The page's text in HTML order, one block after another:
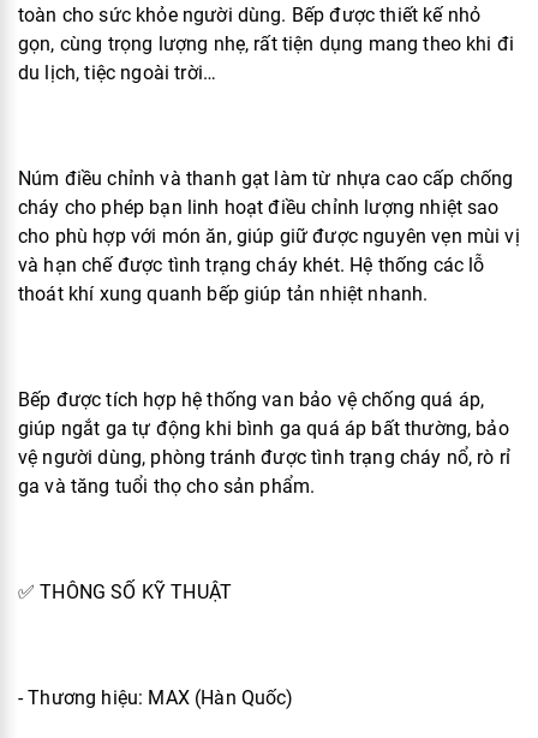
toàn cho sức khỏe người dùng. Bếp được thiết kế nhỏ
gọn, cùng trọng lượng nhẹ, rất tiện dụng mang theo khi đi
du lịch, tiệc ngoài trời…
Núm điều chỉnh và thanh gạt làm từ nhựa cao cấp chống
cháy cho phép bạn linh hoạt điều chỉnh lượng nhiệt sao
cho phù hợp với món ăn, giúp giữ được nguyên vẹn mùi vị
và hạn chế được tình trạng cháy khét. Hệ thống các lỗ
thoát khí xung quanh bếp giúp tản nhiệt nhanh.
Bếp được tích hợp hệ thống van bảo vệ chống quá áp,
giúp ngắt ga tự động khi bình ga quá áp bất thường, bảo
vệ người dùng, phòng tránh được tình trạng cháy nổ, rò rỉ
ga và tăng tuổi thọ cho sản phẩm.
✅ THÔNG SỐ KỸ THUẬT
- Thương hiệu: MAX (Hàn Quốc)